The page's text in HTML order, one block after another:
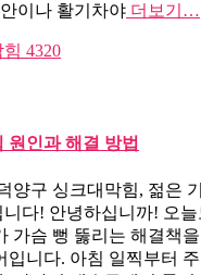
이나 활기차야 더보기…
원인과 해결 방법
양구 싱크대막힘, 젊은
다! 안녕하십니까! 오늘
가슴 뻥 뚫리는 해결책
입니다. 아침 일찍부터